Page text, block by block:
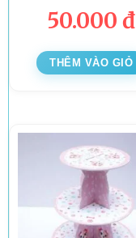
50.000 đ
THÊM VÀO GIỎ